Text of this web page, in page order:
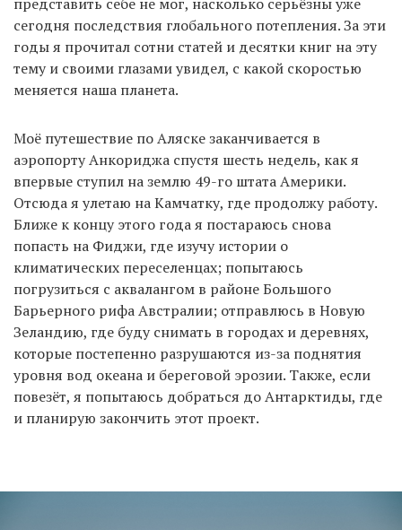
сегодня последствия глобального потепления. За эти
годы я прочитал сотни статей и десятки книг на эту
тему и своими глазами увидел, с какой скоростью
меняется наша планета.
Моё путешествие по Аляске заканчивается в
аэропорту Анкориджа спустя шесть недель, как я
впервые ступил на землю 49-го штата Америки.
Отсюда я улетаю на Камчатку, где продолжу работу.
Ближе к концу этого года я постараюсь снова
попасть на Фиджи, где изучу истории о
климатических переселенцах; попытаюсь
погрузиться с аквалангом в районе Большого
Барьерного рифа Австралии; отправлюсь в Новую
Зеландию, где буду снимать в городах и деревнях,
которые постепенно разрушаются из-за поднятия
уровня вод океана и береговой эрозии. Также, если
повезёт, я попытаюсь добраться до Антарктиды, где
и планирую закончить этот проект.